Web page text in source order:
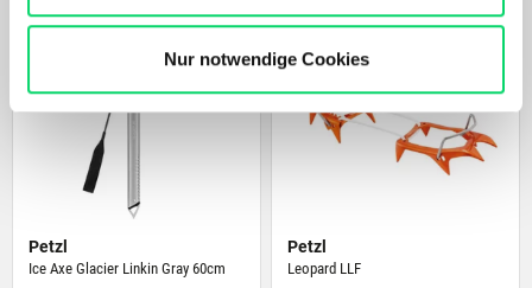
Bergspezl verwendet Cookies, um Inhalte und Anzeigen
zu personalisieren, Funktionen für soziale Medien
anbieten zu können und die Zugriffe auf unsere Website
zu analysieren. Außerdem geben wir Informationen zu
Deiner Verwendung unserer Website an unsere Partner
für soziale Medien, Werbung und Analysen weiter.
Unsere Partner führen diese Informationen
ihnen bereitgestellt hast oder die sie im Rahmen Deiner
Nur notwendige Cookies
Petzl
Ice Axe Glacier Linkin Gray 60cm
Petzl
Leopard LLF